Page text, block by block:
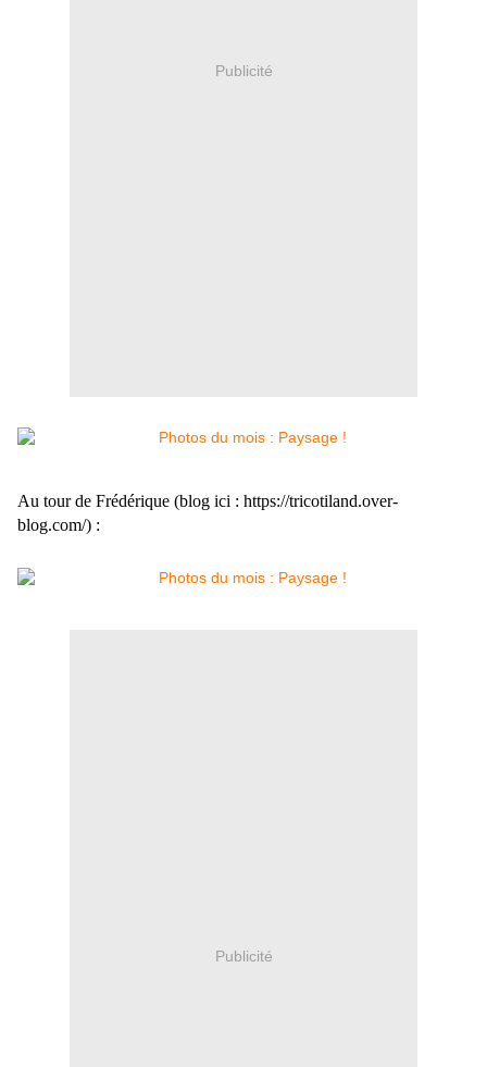
Publicité
Au tour de Frédérique (blog ici : https://tricotiland.over-
blog.com/) :
Publicité